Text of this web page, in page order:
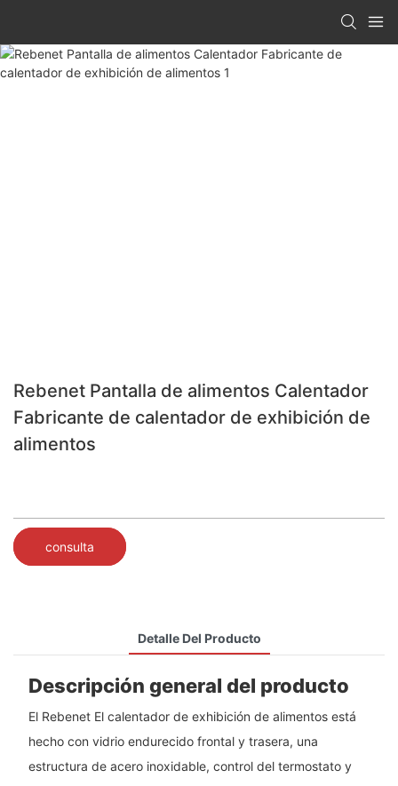
Rebenet Pantalla de alimentos Calentador
Fabricante de calentador de exhibición de
alimentos
consulta
Detalle Del Producto
Descripción general del producto
El Rebenet El calentador de exhibición de alimentos está
hecho con vidrio endurecido frontal y trasera, una
estructura de acero inoxidable, control del termostato y